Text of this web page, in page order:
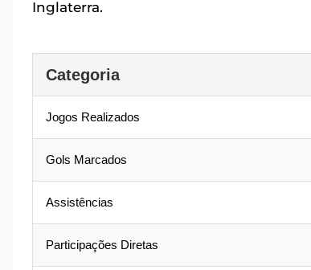
Inglaterra.
Categoria
Jogos Realizados
Gols Marcados
Assistências
Participações Diretas